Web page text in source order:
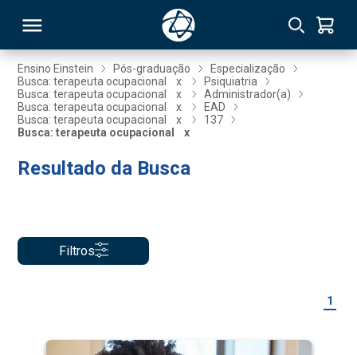
Ensino Einstein Pós-graduação
Especialização
Busca: terapeuta ocupacional
x
Psiquiatria
Busca: terapeuta ocupacional
x
Administrador(a)
Busca: terapeuta ocupacional
x
EAD
Busca: terapeuta ocupacional
x
137
Busca: terapeuta ocupacional
x
Resultado da Busca
Filtros
1